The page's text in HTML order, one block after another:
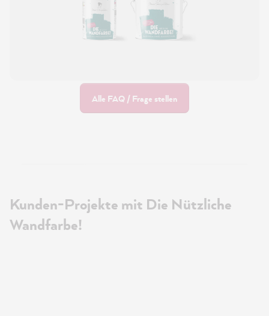
Alle FAQ / Frage stellen
Kunden-Projekte mit Die Nützliche
Wandfarbe!